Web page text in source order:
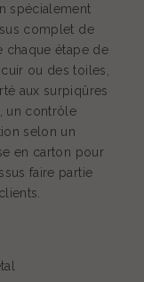
spécialement
complet de
chaque étape de
ou des toiles,
aux surpiqûres
un contrôle
selon un
en carton pour
faire partie